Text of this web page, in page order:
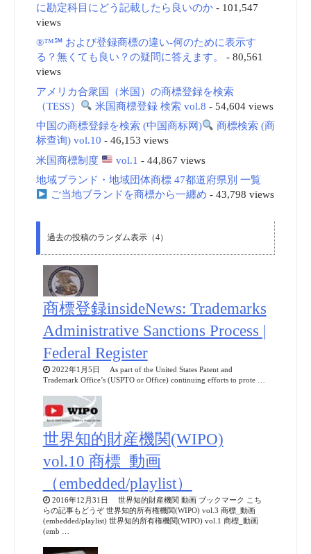
に勘定科目にどう記載したら良いのか- 101,547
views
®™℠ および登録商標の違い-何のために表示す
る？無くても良い？の疑問に答えます。
- 80,561
views
アメリカ合衆国（米国）の商標登録を検索
（TESS）
米国商標登録 検索 vol.8 - 54,604 views
中国の商標登録を検索 (中国商标网)
商標検索 (商
标查询) vol.10 - 46,153 views
米国商標制度
vol.1 - 44,867 views
地域ブランド・地域団体商標 47都道府県別 一覧
ご当地ブランドを商標から一纏め - 43,798 views
過去の投稿のランダム表示（4）
商標登録insideNews: Trademarks
Administrative Sanctions Process |
Federal Register
2022年1月5日 As part of the United States Patent and
Trademark Office’s (USPTO or Office) continuing efforts to prote …
世界知的財産機関(WIPO)
vol.10 商標_動画
（embedded/playlist）
2016年12月31日 世界知的財産機関 動画 ブックマーク こち
らの記事もどうぞ 世界知的所有権機関(WIPO) vol.3 商標_動画
(embedded/playlist) 世界知的所有権機関(WIPO) vol.1 商標_動画
(emb …